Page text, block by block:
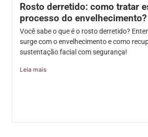
Rosto derretido: como tratar
processo do envelhecimento?
Você sabe o que é o rosto derretido?
surge com o envelhecimento e como
sustentação facial com segurança!
Leia mais